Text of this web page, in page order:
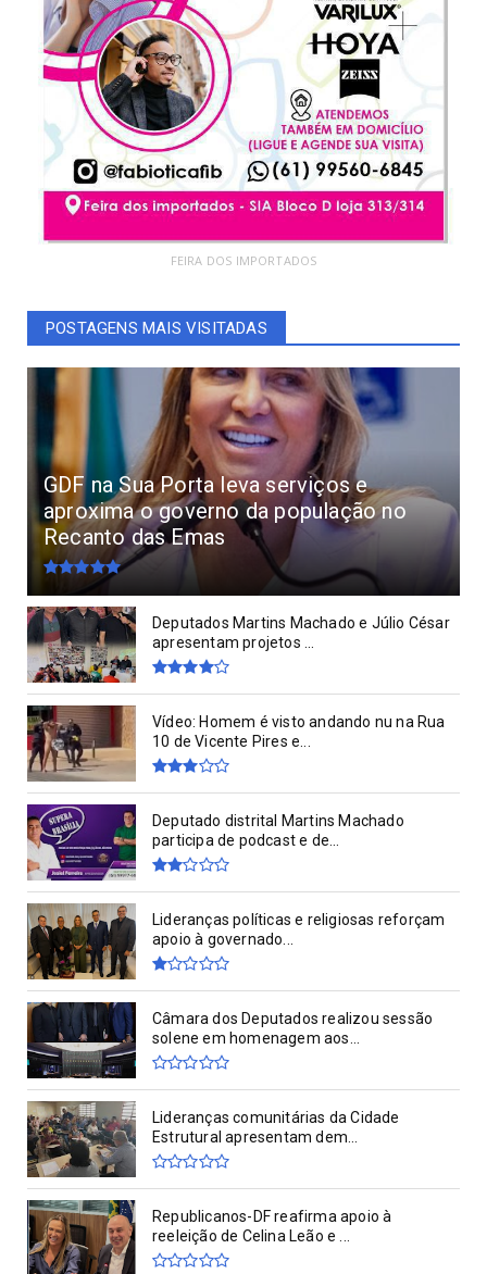
FEIRA DOS IMPORTADOS
POSTAGENS MAIS VISITADAS
GDF na Sua Porta leva serviços e
aproxima o governo da população no
Recanto das Emas
Deputados Martins Machado e Júlio César
apresentam projetos ...
Vídeo: Homem é visto andando nu na Rua
10 de Vicente Pires e...
Deputado distrital Martins Machado
participa de podcast e de...
Lideranças políticas e religiosas reforçam
apoio à governado...
Câmara dos Deputados realizou sessão
solene em homenagem aos...
Lideranças comunitárias da Cidade
Estrutural apresentam dem...
Republicanos-DF reafirma apoio à
reeleição de Celina Leão e ...